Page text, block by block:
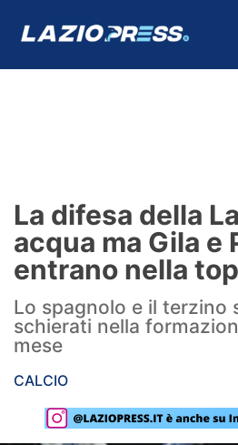
Formello
Infortuni
Primavera
Calciomercato
Lazio Women
Rassegna Lazio
La difesa della
acqua ma Gila e
entrano nella
Lo spagnolo e il terzino
schierati nella
mese
CALCIO